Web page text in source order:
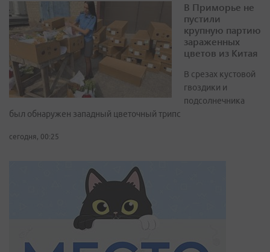
В Приморье не
пустили
крупную партию
зараженных
цветов из Китая
В срезах кустовой
гвоздики и
подсолнечника
был обнаружен западный цветочный трипс
сегодня, 00:25